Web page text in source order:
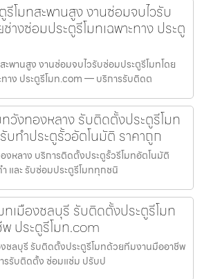
รีโมทสะพานสูง งานซ่อมจบไวรับ
างซ่อมประตูรีโมทเฉพาะทาง ประตู
ะพานสูง งานซ่อมจบไวรับซ่อมประตูรีโมทโดย
ทาง ประตูรีโมท.com — บริการรับติดต
วังทองหลาง รับติดตั้งประตูรีโมท
บทำประตูรั้วอัตโนมัติ ราคาถูก
งหลาง บริการติดตั้งประตูรั้วรีโมทอัตโนมัติ
และ รับซ่อมประตูรีโมททุกชนิ
ทเมืองชลบุรี รับติดตั้งประตูรีโมท
ประตูรีโมท.com
ชลบุรี รับติดตั้งประตูรีโมทด้วยทีมงานมืออาชีพ
รรับติดตั้ง ซ่อมแซ่ม ปรับป